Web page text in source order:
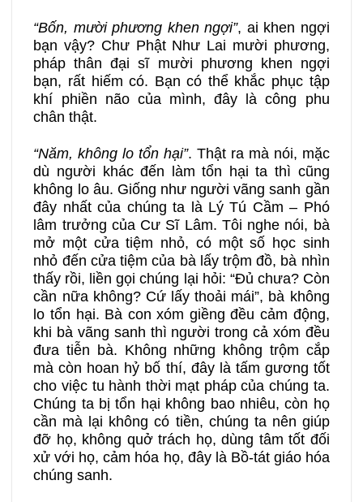
“Bốn, mười phương khen ngợi”, ai khen ngợi
bạn vậy? Chư Phật Như Lai mười phương,
pháp thân đại sĩ mười phương khen ngợi
bạn, rất hiếm có. Bạn có thể khắc phục tập
khí phiền não của mình, đây là công phu
chân thật.
“Năm, không lo tổn hại”. Thật ra mà nói, mặc
dù người khác đến làm tổn hại ta thì cũng
không lo âu. Giống như người vãng sanh gần
đây nhất của chúng ta là Lý Tú Cầm – Phó
lâm trưởng của Cư Sĩ Lâm. Tôi nghe nói, bà
mở một cửa tiệm nhỏ, có một số học sinh
nhỏ đến cửa tiệm của bà lấy trộm đồ, bà nhìn
thấy rồi, liền gọi chúng lại hỏi: “Đủ chưa? Còn
cần nữa không? Cứ lấy thoải mái”, bà không
lo tổn hại. Bà con xóm giềng đều cảm động,
khi bà vãng sanh thì người trong cả xóm đều
đưa tiễn bà. Không những không trộm cắp
mà còn hoan hỷ bố thí, đây là tấm gương tốt
cho việc tu hành thời mạt pháp của chúng ta.
Chúng ta bị tổn hại không bao nhiêu, còn họ
cần mà lại không có tiền, chúng ta nên giúp
đỡ họ, không quở trách họ, dùng tâm tốt đối
xử với họ, cảm hóa họ, đây là Bồ-tát giáo hóa
chúng sanh.